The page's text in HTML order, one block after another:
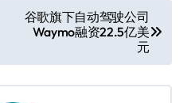
谷歌旗下自动驾驶公司
Waymo融资22.5亿美
元